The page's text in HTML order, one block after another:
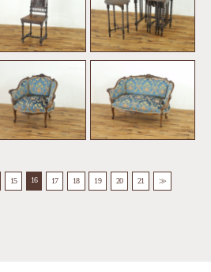
15 16 17 18 19 20 21 ≫